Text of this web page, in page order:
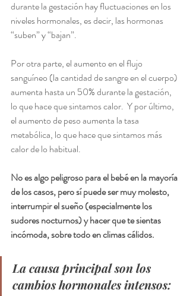
durante la gestación hay fluctuaciones en los
niveles hormonales, es decir, las hormonas
“suben” y “bajan”.
Por otra parte, el aumento en el flujo
sanguíneo (la cantidad de sangre en el cuerpo)
aumenta hasta un 50% durante la gestación,
lo que hace que sintamos calor.  Y por último,
el aumento de peso aumenta la tasa
metabólica, lo que hace que sintamos más
calor de lo habitual.
No es algo peligroso para el bebé en la mayoría
de los casos, pero sí puede ser muy molesto,
interrumpir el sueño (especialmente los
sudores nocturnos) y hacer que te sientas
incómoda, sobre todo en climas cálidos.
La causa principal son los
cambios hormonales intensos: